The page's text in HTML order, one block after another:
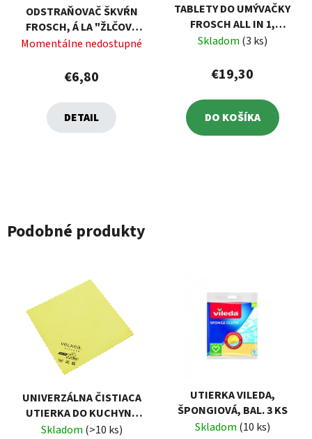
ODSTRAŇOVAČ ŠKVŔN
FROSCH, Á LA "ŽLČOVÉ
MYDLO", SPREJ, 500 ML
Momentálne nedostupné
€6,80
DETAIL
TABLETY DO UMÝVAČKY
FROSCH ALL IN 1,
LIMETKA, 70 TABLIET
Skladom (3 ks)
€19,30
DO KOŠÍKA
Podobné produkty
UNIVERZÁLNA ČISTIACA
UTIERKA DO KUCHYNE
SMART FIBRE 30X30 CM
Skladom (>10 ks)
UTIERKA VILEDA,
ŠPONGIOVÁ, BAL. 3 KS
Skladom (10 ks)